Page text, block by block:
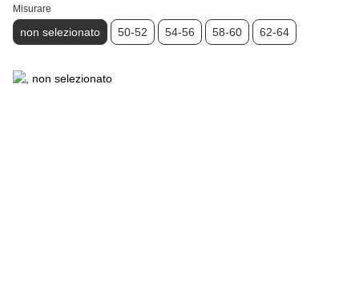
Misurare
non selezionato 50-52 54-56 58-60 62-64